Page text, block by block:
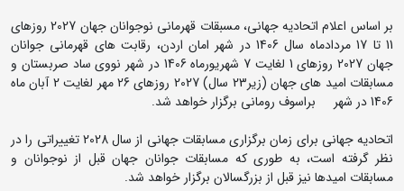
بر اساس اعلام اتحادیه جهانی، مسبقات قهرمانی نوجوانان جهان 2027 روزهای
11 تا 17 مردادماه سال 1406 در شهر امان اردن، رقابت های قهرمانی جوانان
جهان 2027 روزهای 1 لغایت 7 شهریورماه 1406 در شهر نووی ساد صربستان و
مسابقات امید های جهان (زیر23 سال) 2027 روزهای 26 مهر لغایت 2 آبان ماه
1406 در شهر براسوف رومانی برگزار خواهد شد.
اتحادیه جهانی برای زمان برگزاری مسابقات جهانی از سال 2028 تغییراتی را در
نظر گرفته است، به طوری که مسابقات جوانان جهان قبل از نوجوانان و
مسابقات امیدها نیز قبل از بزرگسالان برگزار خواهد شد.